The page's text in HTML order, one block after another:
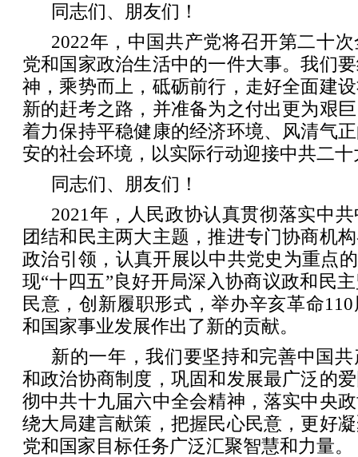
同志们、朋友们！
2022年，中国共产党将召开第二十
党和国家政治生活中的一件大事。我们
神，乘势而上，砥砺前行，走好全面建
新的赶考之路，并准备为之付出更为艰
着力保持平稳健康的经济环境、风清气
安的社会环境，以实际行动迎接中共二
同志们、朋友们！
2021年，人民政协认真贯彻落实中
团结和民主两大主题，推进专门协商机
政治引领，认真开展以中共党史为重点
现“十四五”良好开局深入协商议政和民
民意，创新履职形式，举办辛亥革命
和国家事业发展作出了新的贡献。
新的一年，我们要坚持和完善中国
和政治协商制度，巩固和发展最广泛的
彻中共十九届六中全会精神，落实中央
绕大局建言献策，把握民心民意，更好
党和国家目标任务广泛汇聚智慧和力量。